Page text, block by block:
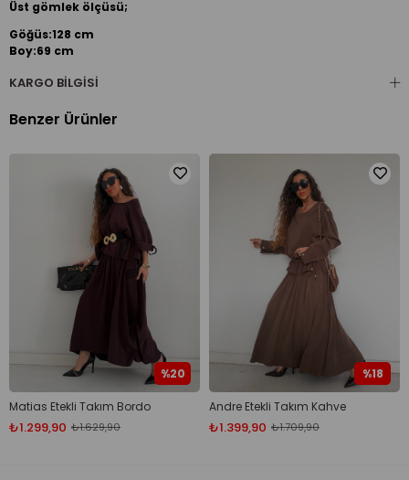
Üst gömlek ölçüsü;
Göğüs:128 cm
Boy:69 cm
Şort ölçüsü;
Basen:140 cm
Boy:44 cm
KARGO BILGISI
Benzer Ürünler
Matias Etekli Takım Bordo
₺1.299,90 ₺1.629,90
%20
Andre Etekli Takım Kahve
₺1.399,90 ₺1.709,90
%18